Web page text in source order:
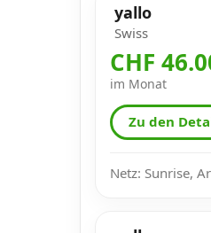
yallo
Swiss
CHF
im Monat
Zu den
Netz: Sunrise,